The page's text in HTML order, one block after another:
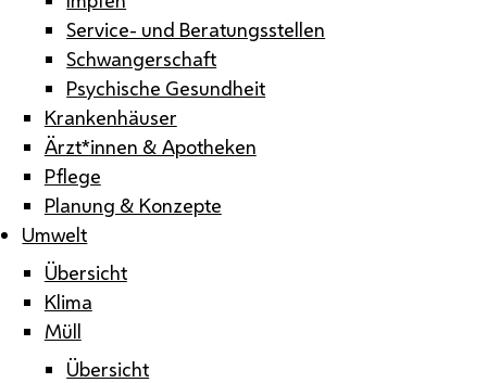
Service- und Beratungsstellen
Schwangerschaft
Psychische Gesundheit
Krankenhäuser
Ärzt*innen & Apotheken
Pflege
Planung & Konzepte
Umwelt
Übersicht
Klima
Müll
Übersicht